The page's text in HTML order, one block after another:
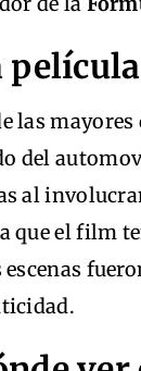
las mayores
del
al
que el film
escenas